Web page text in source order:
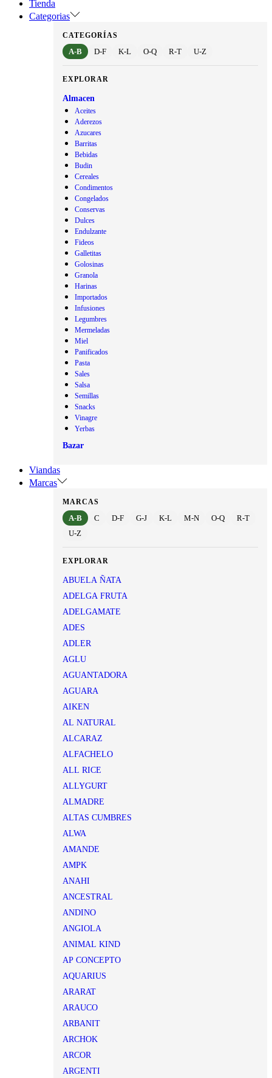
Tienda
Categorias
CATEGORÍAS
A-B D-F K-L O-Q R-T U-Z
EXPLORAR
Almacen
Aceites
Aderezos
Azucares
Barritas
Bebidas
Budin
Cereales
Condimentos
Congelados
Conservas
Dulces
Endulzante
Fideos
Galletitas
Golosinas
Granola
Harinas
Importados
Infusiones
Legumbres
Mermeladas
Miel
Panificados
Pasta
Sales
Salsa
Semillas
Snacks
Vinagre
Yerbas
Bazar
Viandas
Marcas
MARCAS
A-B C D-F G-J K-L M-N O-Q
R-T
U-Z
EXPLORAR
ABUELA ÑATA
ADELGA FRUTA
ADELGAMATE
ADES
ADLER
AGLU
AGUANTADORA
AGUARA
AIKEN
AL NATURAL
ALCARAZ
ALFACHELO
ALL RICE
ALLYGURT
ALMADRE
ALTAS CUMBRES
ALWA
AMANDE
AMPK
ANAHI
ANCESTRAL
ANDINO
ANGIOLA
ANIMAL KIND
AP CONCEPTO
AQUARIUS
ARARAT
ARAUCO
ARBANIT
ARCHOK
ARCOR
ARGENTI